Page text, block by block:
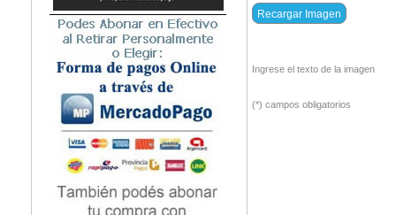
Ingrese el texto de la imagen
(*) campos obligatorios